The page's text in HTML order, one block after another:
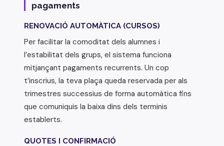
pagaments
RENOVACIÓ AUTOMÀTICA (CURSOS)
Per facilitar la comoditat dels alumnes i
l’estabilitat dels grups, el sistema funciona
mitjançant pagaments recurrents. Un cop
t’inscrius, la teva plaça queda reservada per als
trimestres successius de forma automàtica fins
que comuniquis la baixa dins dels terminis
establerts.
QUOTES I CONFIRMACIÓ